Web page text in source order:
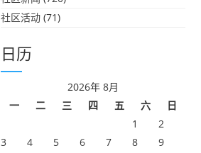
社区活动 (71)
日历
2026年 8月
一
二 三 四 五 六
日
1
2
3
4 5 6 7 8
9